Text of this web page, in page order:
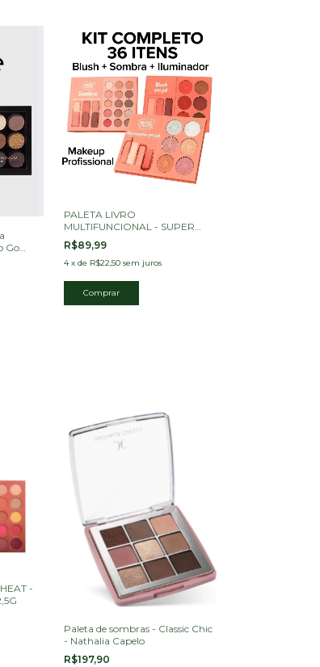
Go
PALETA LIVRO
MULTIFUNCIONAL - SUPER
PODERES
R$89,99
4 x de R$22,50 sem juros
-
Paleta de sombras - Classic Chic
- Nathalia Capelo
R$197,90